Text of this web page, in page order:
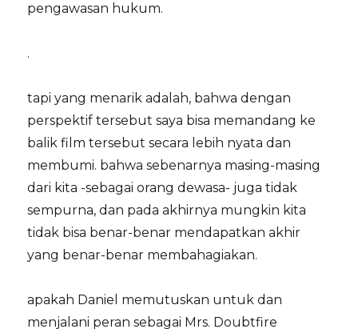
pengawasan hukum.
.
tapi yang menarik adalah, bahwa dengan
perspektif tersebut saya bisa memandang ke
balik film tersebut secara lebih nyata dan
membumi. bahwa sebenarnya masing-masing
dari kita -sebagai orang dewasa- juga tidak
sempurna, dan pada akhirnya mungkin kita
tidak bisa benar-benar mendapatkan akhir
yang benar-benar membahagiakan.
apakah Daniel memutuskan untuk dan
menjalani peran sebagai Mrs. Doubtfire